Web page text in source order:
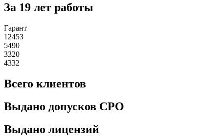
За 19 лет работы
Гарант
12453
5490
3320
4332
Всего клиентов
Выдано допусков СРО
Выдано лицензий